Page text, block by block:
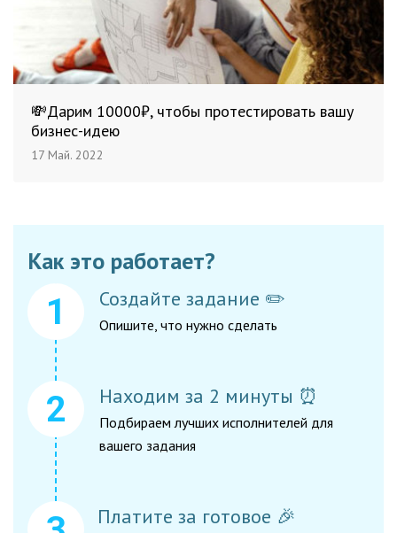
💸Дарим 10000₽, чтобы протестировать вашу
бизнес-идею
17 Май. 2022
Как это работает?
Создайте задание ✏️
Опишите, что нужно сделать
Находим за 2 минуты ⏰
Подбираем лучших исполнителей для
вашего задания
Платите за готовое 🎉